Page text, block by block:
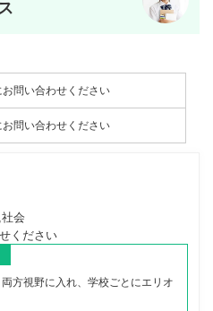
問い合わせください
問い合わせください
会
ください
両方視野に入れ、学校ごとにエリオ